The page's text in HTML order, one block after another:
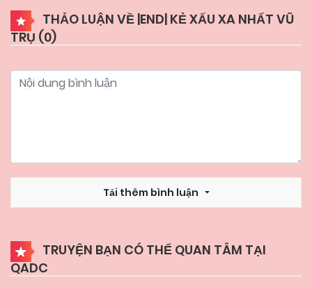
THẢO LUẬN VỀ |END| KẺ XẤU XA NHẤT VŨ
TRỤ (0)
Tải thêm bình luận
TRUYỆN BẠN CÓ THỂ QUAN TÂM TẠI
QADC